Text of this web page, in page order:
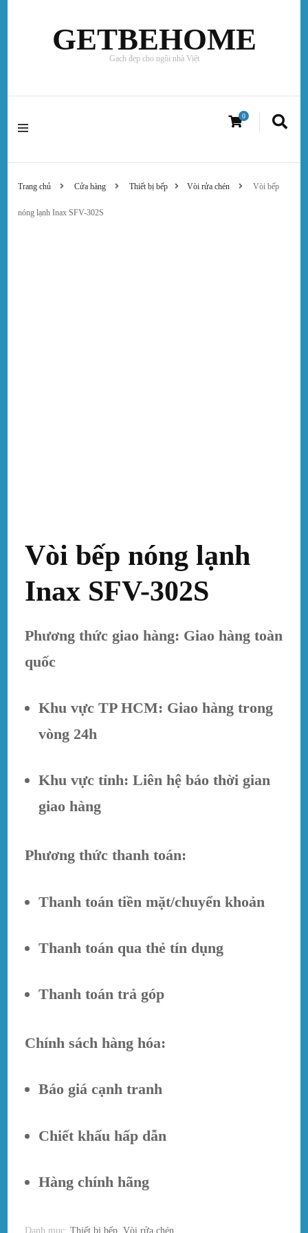
GETBEHOME
Gạch đẹp cho ngôi nhà Việt
0
Trang chủ Cửa hàng Thiết bị bếp Vòi rửa chén Vòi bếp
nóng lạnh Inax SFV-302S
Vòi bếp nóng lạnh
Inax SFV-302S
Phương thức giao hàng: Giao hàng toàn
quốc
Khu vực TP HCM: Giao hàng trong
vòng 24h
Khu vực tỉnh: Liên hệ báo thời gian
giao hàng
Phương thức thanh toán:
Thanh toán tiền mặt/chuyển khoản
Thanh toán qua thẻ tín dụng
Thanh toán trả góp
Chính sách hàng hóa:
Báo giá cạnh tranh
Chiết khấu hấp dẫn
Hàng chính hãng
Danh mục:Thiết bị bếp ,Vòi rửa chén